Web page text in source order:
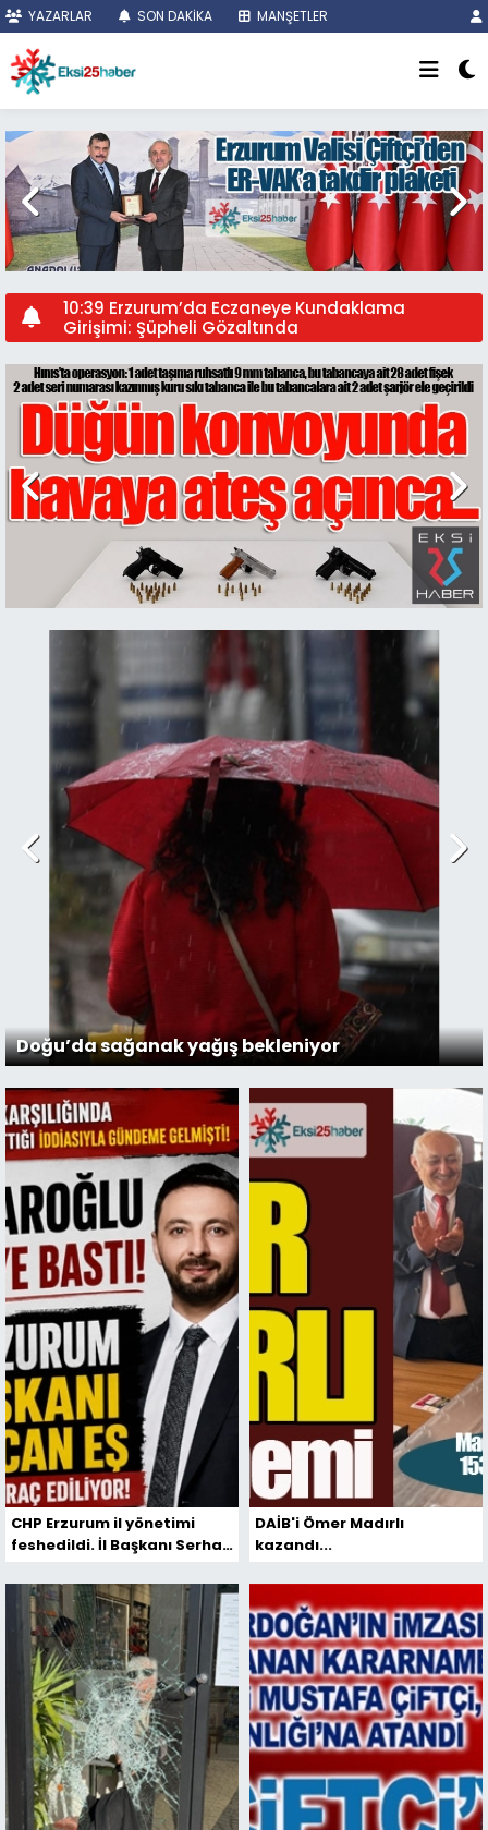
YAZARLAR SON DAKİKA MANŞETLER
16:49 Sabri Gökhan Genç vefat etti...
17:57 CHP Erzurum il yönetimi feshedildi. İl
Başkanı Serhat Can Eş, ihraç talebiyle disipline
sevk edildi...
00:36 DAİB'i Ömer Madırlı kazandı...
10:39 Erzurum’da Eczaneye Kundaklama
Girişimi: Şüpheli Gözaltında
01:11 Vali Çiftçi'ye sürpriz görev...
operasyon...
00:13 Erzurum'da firari FETÖ'cüler kıskıvrak
yakalandı...
09:28 Erzurum'da yollar buz pistine döndü...
21:06 224 kilo 400 gram likit metamfetamin
maddesi ele geçirildi...
12:57 Dadaşkent'te feci kaza: 1 ölü 2 yaralı
16:49 Sabri Gökhan Genç vefat etti...
17:57 CHP Erzurum il yönetimi feshedildi. İl
Başkanı Serhat Can Eş, ihraç talebiyle disipline
sevk edildi...
Doğu’da sağanak yağış bekleniyor
CHP Erzurum il yönetimi
feshedildi. İl Başkanı Serhat
disipline sevk edildi...
DAİB'i Ömer Madırlı
kazandı...